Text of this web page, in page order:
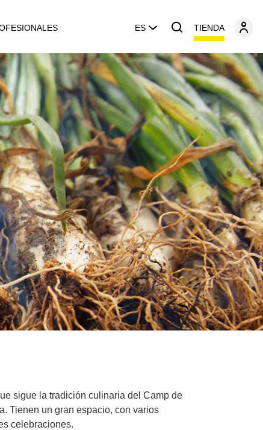
ES TIENDA
sigue la tradición culinaria del Camp de
Tienen un gran espacio, con varios
celebraciones.